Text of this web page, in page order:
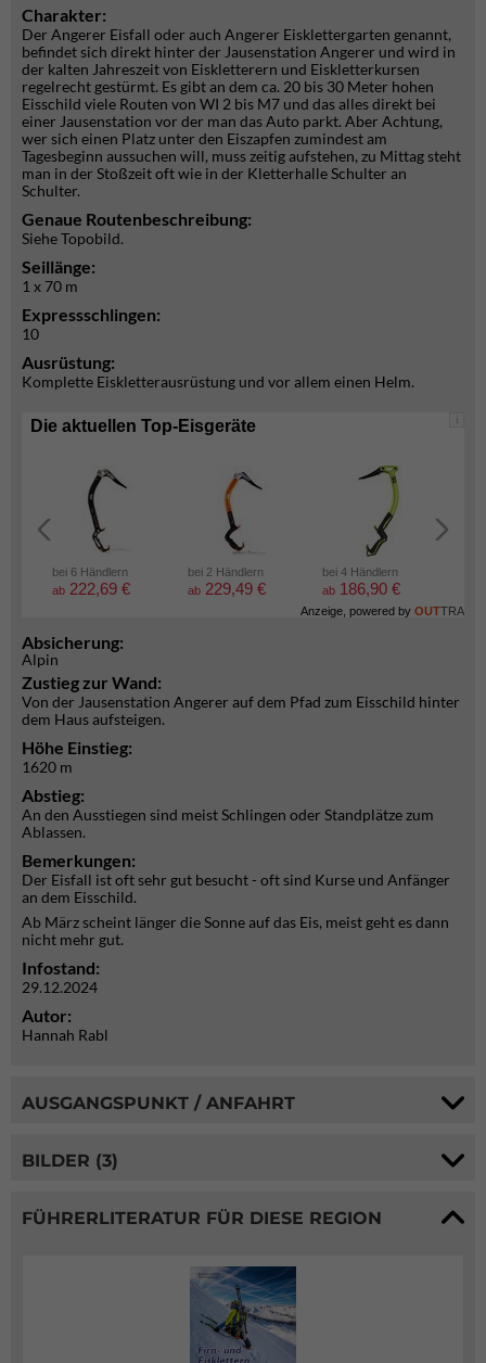
Charakter:
Der Angerer Eisfall oder auch Angerer Eisklettergarten genannt,
befindet sich direkt hinter der Jausenstation Angerer und wird in
der kalten Jahreszeit von Eiskletterern und Eiskletterkursen
regelrecht gestürmt. Es gibt an dem ca. 20 bis 30 Meter hohen
Eisschild viele Routen von WI 2 bis M7 und das alles direkt bei
einer Jausenstation vor der man das Auto parkt. Aber Achtung,
wer sich einen Platz unter den Eiszapfen zumindest am
Tagesbeginn aussuchen will, muss zeitig aufstehen, zu Mittag steht
man in der Stoßzeit oft wie in der Kletterhalle Schulter an
Schulter.
Genaue Routenbeschreibung:
Siehe Topobild.
Seillänge:
1 x 70 m
Expressschlingen:
10
Ausrüstung:
Komplette Eiskletterausrüstung und vor allem einen Helm.
i
Die aktuellen Top-Eisgeräte
bei 6 Händlern
ab 222,69 €
bei 2 Händlern
ab 229,49 €
bei 4 Händlern
ab 186,90 €
Anzeige, powered by OUTTRA
Absicherung:
Alpin
Zustieg zur Wand:
Von der Jausenstation Angerer auf dem Pfad zum Eisschild hinter
dem Haus aufsteigen.
Höhe Einstieg:
1620 m
Abstieg:
An den Ausstiegen sind meist Schlingen oder Standplätze zum
Ablassen.
Bemerkungen:
Der Eisfall ist oft sehr gut besucht - oft sind Kurse und Anfänger
an dem Eisschild.
Ab März scheint länger die Sonne auf das Eis, meist geht es dann
nicht mehr gut.
Infostand:
29.12.2024
Autor:
Hannah Rabl
AUSGANGSPUNKT / ANFAHRT
BILDER (3)
FÜHRERLITERATUR FÜR DIESE REGION